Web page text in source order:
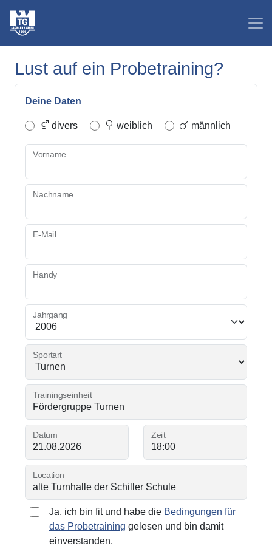
Lust auf ein Probetraining?
Deine Daten
divers weiblich männlich
Vorname
Nachname
E-Mail
Handy
Jahrgang
Sportart
Trainingseinheit
Datum Zeit
Location
Ja, ich bin fit und habe die Bedingungen für
das Probetraining gelesen und bin damit
einverstanden.